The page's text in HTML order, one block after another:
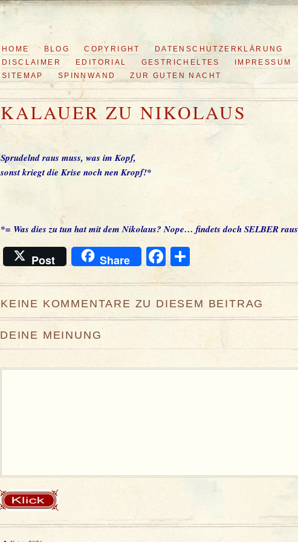
HOME BLOG COPYRIGHT
DATENSCHUTZERKLÄRUNG
DISCLAIMER
EDITORIAL GESTRICHELTES IMPRESSUM
SITEMAP
SPINNWAND ZUR GUTEN NACHT
KALAUER ZU NIKOLAUS
Sprudelnd raus muss, was im Kopf,
sonst kriegt die Krise noch nen Kropf!*
*= Was dies zu tun hat mit dem Nikolaus? Nope… findets doch SELBER raus
Post Share Facebook
KEINE KOMMENTARE ZU DIESEM BEITRAG
DEINE MEINUNG